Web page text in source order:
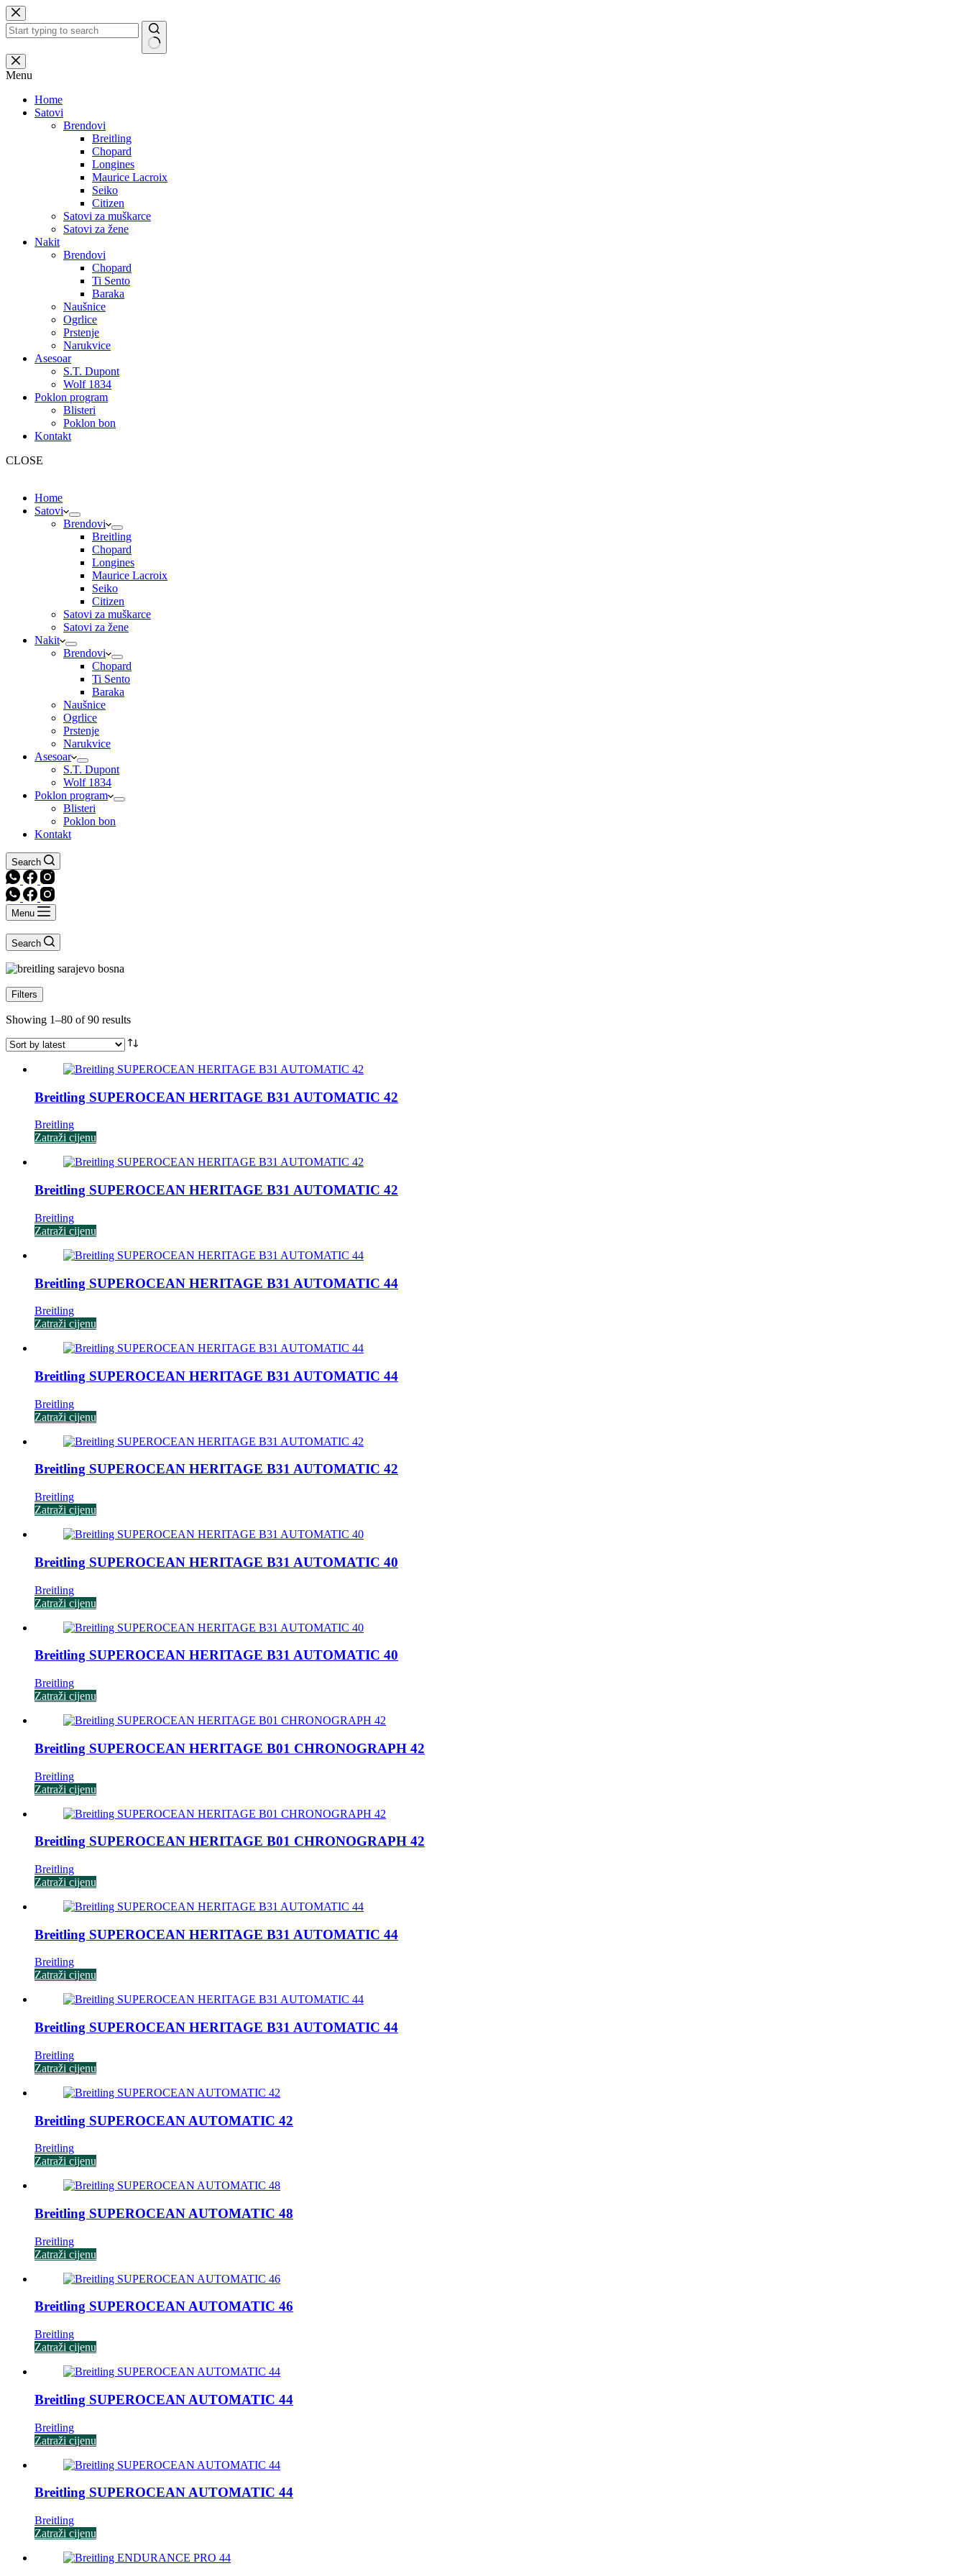
Skip
to
content
No
results
Menu
Home
Satovi
Brendovi
Breitling
Chopard
Longines
Maurice Lacroix
Seiko
Citizen
Satovi za muškarce
Satovi za žene
Nakit
Brendovi
Chopard
Ti Sento
Baraka
Naušnice
Ogrlice
Prstenje
Narukvice
Asesoar
S.T. Dupont
Wolf 1834
Poklon program
Blisteri
Poklon bon
Kontakt
CLOSE
Home
Satovi
Brendovi
Breitling
Chopard
Longines
Maurice Lacroix
Seiko
Citizen
Satovi za muškarce
Satovi za žene
Nakit
Brendovi
Chopard
Ti Sento
Baraka
Naušnice
Ogrlice
Prstenje
Narukvice
Asesoar
S.T. Dupont
Wolf 1834
Poklon program
Blisteri
Poklon bon
Kontakt
Search
Menu
Search
Filters
Showing 1–80 of 90 resultsSorted
latest
Breitling SUPEROCEAN HERITAGE B31 AUTOMATIC 42
Breitling
Zatraži cijenu
Breitling SUPEROCEAN HERITAGE B31 AUTOMATIC 42
Breitling
Zatraži cijenu
Breitling SUPEROCEAN HERITAGE B31 AUTOMATIC 44
Breitling
Zatraži cijenu
Breitling SUPEROCEAN HERITAGE B31 AUTOMATIC 44
Breitling
Zatraži cijenu
Breitling SUPEROCEAN HERITAGE B31 AUTOMATIC 42
Breitling
Zatraži cijenu
Breitling SUPEROCEAN HERITAGE B31 AUTOMATIC 40
Breitling
Zatraži cijenu
Breitling SUPEROCEAN HERITAGE B31 AUTOMATIC 40
Breitling
Zatraži cijenu
Breitling SUPEROCEAN HERITAGE B01 CHRONOGRAPH 42
Breitling
Zatraži cijenu
Breitling SUPEROCEAN HERITAGE B01 CHRONOGRAPH 42
Breitling
Zatraži cijenu
Breitling SUPEROCEAN HERITAGE B31 AUTOMATIC 44
Breitling
Zatraži cijenu
Breitling SUPEROCEAN HERITAGE B31 AUTOMATIC 44
Breitling
Zatraži cijenu
Breitling SUPEROCEAN AUTOMATIC 42
Breitling
Zatraži cijenu
Breitling SUPEROCEAN AUTOMATIC 48
Breitling
Zatraži cijenu
Breitling SUPEROCEAN AUTOMATIC 46
Breitling
Zatraži cijenu
Breitling SUPEROCEAN AUTOMATIC 44
Breitling
Zatraži cijenu
Breitling SUPEROCEAN AUTOMATIC 44
Breitling
Zatraži cijenu